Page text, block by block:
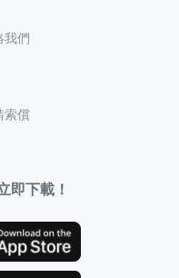
我們
索償
即下載！